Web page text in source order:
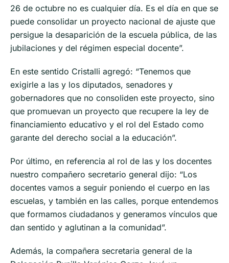
26 de octubre no es cualquier día. Es el día en que se
puede consolidar un proyecto nacional de ajuste que
persigue la desaparición de la escuela pública, de las
jubilaciones y del régimen especial docente”.
En este sentido Cristalli agregó: “Tenemos que
exigirle a las y los diputados, senadores y
gobernadores que no consoliden este proyecto, sino
que promuevan un proyecto que recupere la ley de
financiamiento educativo y el rol del Estado como
garante del derecho social a la educación”.
Por último, en referencia al rol de las y los docentes
nuestro compañero secretario general dijo: “Los
docentes vamos a seguir poniendo el cuerpo en las
escuelas, y también en las calles, porque entendemos
que formamos ciudadanos y generamos vínculos que
dan sentido y aglutinan a la comunidad”.
Además, la compañera secretaria general de la